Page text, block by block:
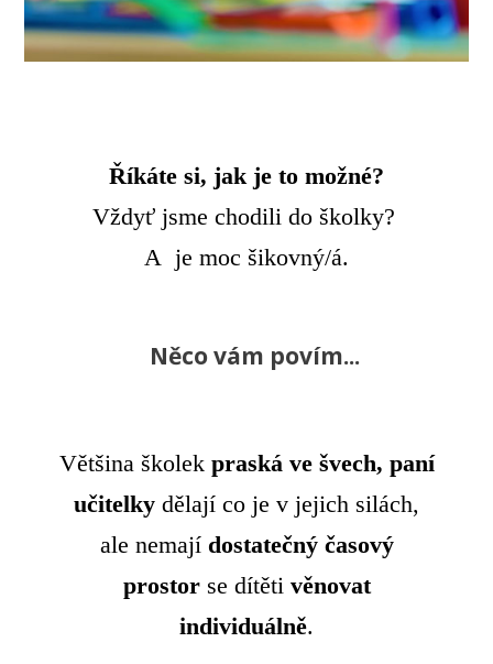
Říkáte si, jak je to možné?
Vždyť jsme chodili do školky?
A je moc šikovný/á.
Něco vám povím...
Většina školek praská ve švech, paní
učitelky dělají co je v jejich silách,
ale nemají dostatečný časový
prostorse dítěti věnovat
individuálně.